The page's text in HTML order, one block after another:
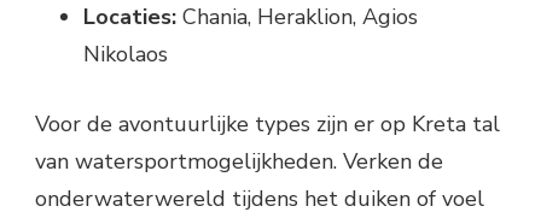
Locaties: Chania, Heraklion, Agios
Nikolaos
Voor de avontuurlijke types zijn er op Kreta tal
van watersportmogelijkheden. Verken de
onderwaterwereld tijdens het duiken of voel